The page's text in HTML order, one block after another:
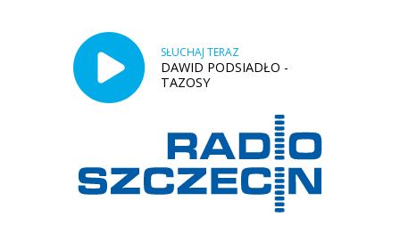
SŁUCHAJ TERAZ
DAWID PODSIADŁO -
TAZOSY